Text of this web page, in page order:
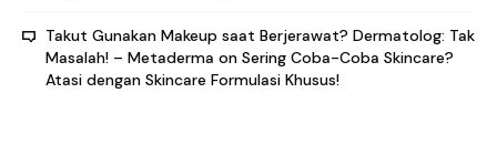
Takut Gunakan Makeup saat Berjerawat? Dermatolog: Tak
Masalah! – Metaderma on Sering Coba-Coba Skincare?
Atasi dengan Skincare Formulasi Khusus!